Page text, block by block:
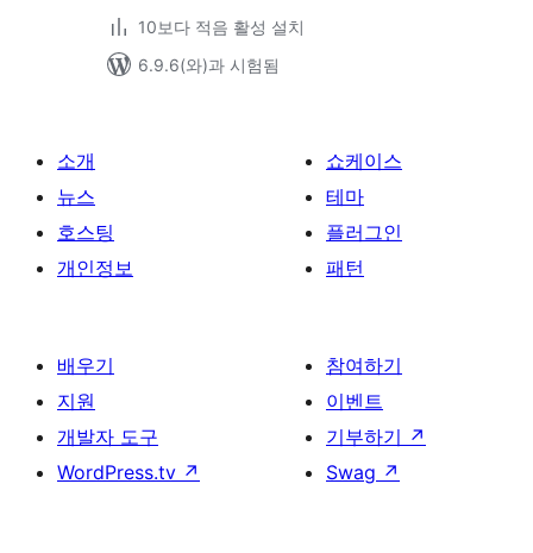
10보다 적음 활성 설치
6.9.6(와)과 시험됨
소개
뉴스
호스팅
개인정보
쇼케이스
테마
플러그인
패턴
배우기
지원
개발자 도구
WordPress.tv ↗
참여하기
이벤트
기부하기 ↗
Swag ↗